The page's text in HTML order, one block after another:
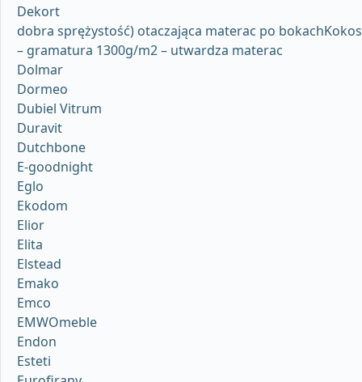
Dekort
dobra sprężystość) otaczająca materac po bokachKokos
– gramatura 1300g/m2 – utwardza materac
Dolmar
Dormeo
Dubiel Vitrum
Duravit
Dutchbone
E-goodnight
Eglo
Ekodom
Elior
Elita
Elstead
Emako
Emco
EMWOmeble
Endon
Esteti